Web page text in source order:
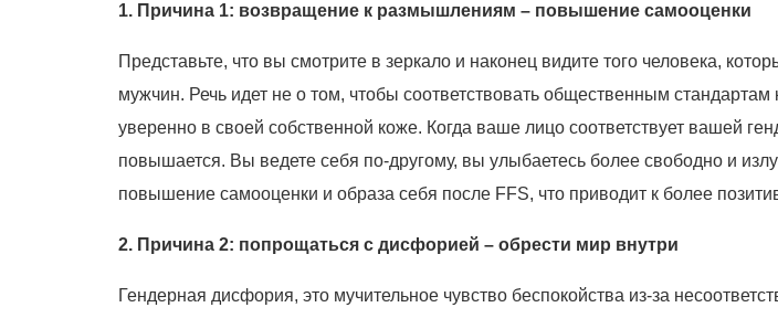
1. Причина 1: возвращение к размышлениям – повышение самооценки
Представьте, что вы смотрите в зеркало и наконец видите того человека,
мужчин. Речь идет не о том, чтобы соответствовать общественным
уверенно в своей собственной коже. Когда ваше лицо соответствует вашей
повышается. Вы ведете себя по-другому, вы улыбаетесь более свободно и
повышение самооценки и образа себя после FFS, что приводит к более
2. Причина 2: попрощаться с дисфорией – обрести мир внутри
Гендерная дисфория, это мучительное чувство беспокойства из-за